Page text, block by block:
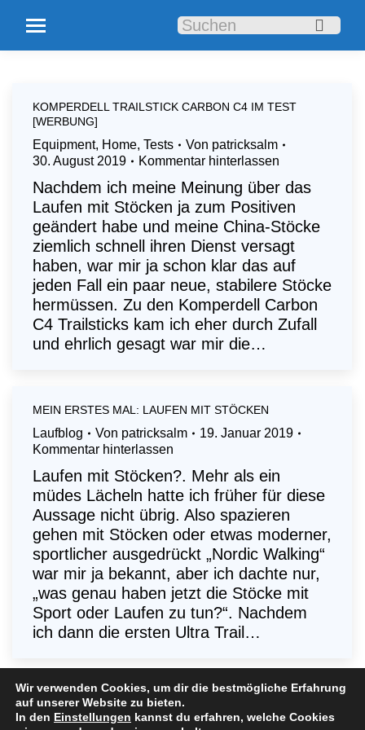
Search:
KOMPERDELL TRAILSTICK CARBON C4 IM TEST
[WERBUNG]
Equipment, Home, Tests Von patricksalm
30. August 2019
Kommentar hinterlassen
Nachdem ich meine Meinung über das
Laufen mit Stöcken ja zum Positiven
geändert habe und meine China-Stöcke
ziemlich schnell ihren Dienst versagt
haben, war mir ja schon klar das auf
jeden Fall ein paar neue, stabilere Stöcke
hermüssen. Zu den Komperdell Carbon
C4 Trailsticks kam ich eher durch Zufall
und ehrlich gesagt war mir die…
MEIN ERSTES MAL: LAUFEN MIT STÖCKEN
Laufblog Von patricksalm
19. Januar 2019
Kommentar hinterlassen
Laufen mit Stöcken?. Mehr als ein
müdes Lächeln hatte ich früher für diese
Aussage nicht übrig. Also spazieren
gehen mit Stöcken oder etwas moderner,
sportlicher ausgedrückt „Nordic Walking“
war mir ja bekannt, aber ich dachte nur,
„was genau haben jetzt die Stöcke mit
Sport oder Laufen zu tun?“. Nachdem
ich dann die ersten Ultra Trail…
Wir verwenden Cookies, um dir die bestmögliche Erfahrung
auf unserer Website zu bieten.
In den Einstellungen kannst du erfahren, welche Cookies